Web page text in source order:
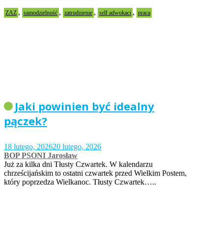
ZAZ , samodzielność , zatrudnienie , self adwokaci , praca
Jaki powinien być idealny
pączek?
18 lutego, 202620 lutego, 2026
BOP PSONI Jarosław
Już za kilka dni Tłusty Czwartek. W kalendarzu
chrześcijańskim to ostatni czwartek przed Wielkim Postem,
który poprzedza Wielkanoc. Tłusty Czwartek…..